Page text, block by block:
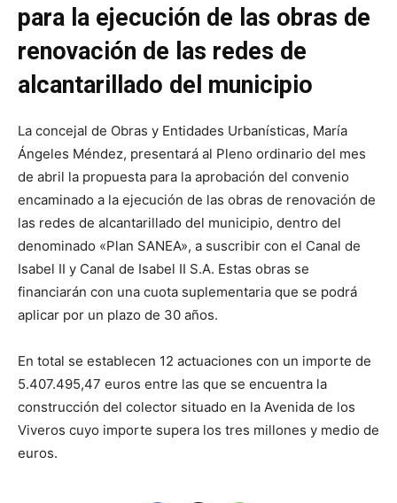
para la ejecución de las obras de
renovación de las redes de
alcantarillado del municipio
La concejal de Obras y Entidades Urbanísticas, María
Ángeles Méndez, presentará al Pleno ordinario del mes
de abril la propuesta para la aprobación del convenio
encaminado a la ejecución de las obras de renovación de
las redes de alcantarillado del municipio, dentro del
denominado «Plan SANEA», a suscribir con el Canal de
Isabel II y Canal de Isabel II S.A. Estas obras se
financiarán con una cuota suplementaria que se podrá
aplicar por un plazo de 30 años.
En total se establecen 12 actuaciones con un importe de
5.407.495,47 euros entre las que se encuentra la
construcción del colector situado en la Avenida de los
Viveros cuyo importe supera los tres millones y medio de
euros.